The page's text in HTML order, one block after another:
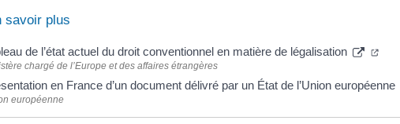
savoir plus
de l’état actuel du droit conventionnel en matière de légalisation
chargé de l’Europe et des affaires étrangères
en France d’un document délivré par un État de l’Union européenne
européenne